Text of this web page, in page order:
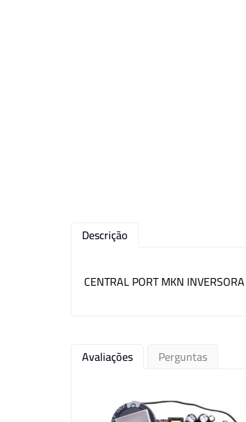
Descrição
CENTRAL PORT MKN
Avaliações Perguntas